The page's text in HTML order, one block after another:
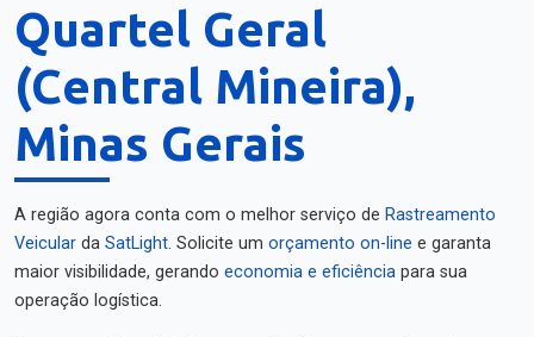
Quartel Geral
(Central Mineira),
Minas Gerais
A região agora conta com o melhor serviço de Rastreamento
Veicular da SatLight. Solicite um orçamento on-line e garanta
maior visibilidade, gerando economia e eficiência para sua
operação logística.